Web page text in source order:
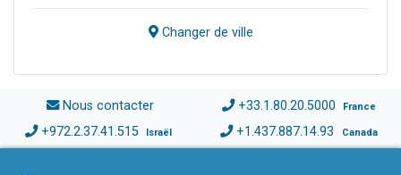
Changer de ville
Nous contacter +33.1.80.20.5000 France
+972.2.37.41.515 Israël +1.437.887.14.93 Canada